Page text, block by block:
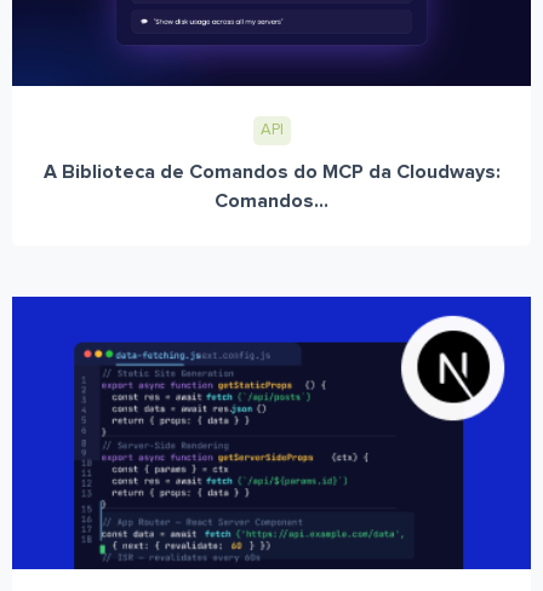
API
A Biblioteca de Comandos do MCP da Cloudways:
Comandos...